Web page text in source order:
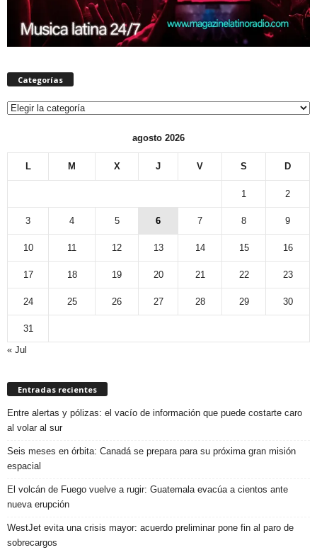
Categorías
Categorías
agosto 2026
L M X J V S D
1 2
3 4 5 6 7 8 9
10 11 12 13 14 15 16
17 18 19 20 21 22 23
24 25 26 27 28 29 30
31
« Jul
Entradas recientes
Entre alertas y pólizas: el vacío de información que puede costarte caro
al volar al sur
Seis meses en órbita: Canadá se prepara para su próxima gran misión
espacial
El volcán de Fuego vuelve a rugir: Guatemala evacúa a cientos ante
nueva erupción
WestJet evita una crisis mayor: acuerdo preliminar pone fin al paro de
sobrecargos